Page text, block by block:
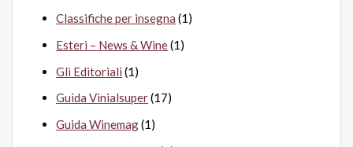
Classifiche per insegna (1)
Esteri – News & Wine(1)
Gli Editoriali (1)
Guida Vinialsuper(17)
Guida Winemag(1)